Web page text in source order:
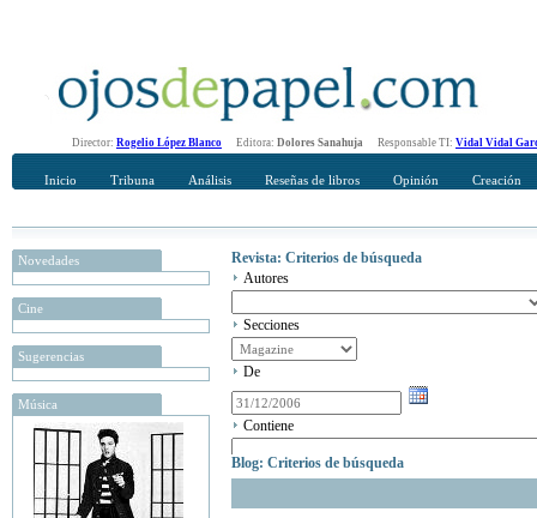
Director: Rogelio López Blanco Editora: Dolores Sanahuja Responsable TI: Vidal Vidal
Inicio Tribuna Análisis Reseñas de libros Opinión Creación
Novedades
Cine
Sugerencias
Música
Revista: Criterios de búsqueda
Autores
Secciones
De
Contiene
Blog: Criterios de búsqueda